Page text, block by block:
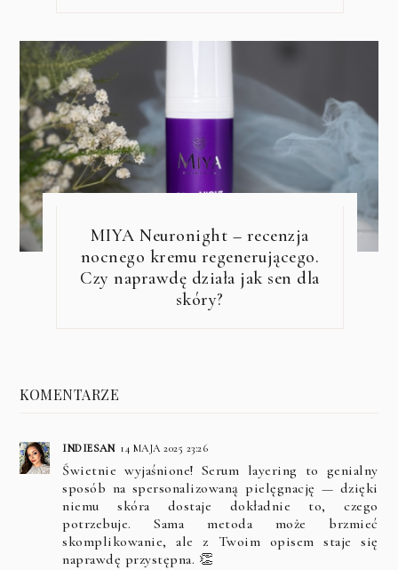
MIYA Neuronight – recenzja
nocnego kremu regenerującego.
Czy naprawdę działa jak sen dla
skóry?
KOMENTARZE
INDIESAN 14 MAJA 2025 23:26
Świetnie wyjaśnione! Serum layering to genialny
sposób na spersonalizowaną pielęgnację — dzięki
niemu skóra dostaje dokładnie to, czego
potrzebuje. Sama metoda może brzmieć
skomplikowanie, ale z Twoim opisem staje się
naprawdę przystępna. 👏